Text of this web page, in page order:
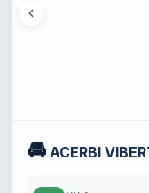
🚘 ACERBI